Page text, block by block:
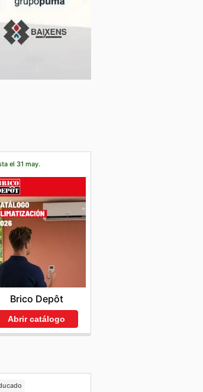
el 31 may.
Brico Depôt
Abrir catálogo